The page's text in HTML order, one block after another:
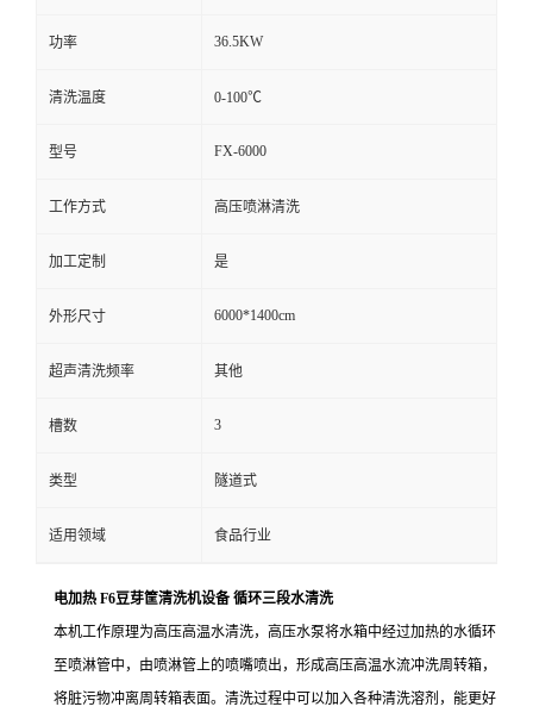
功率 36.5KW
清洗温度 0-100℃
型号 FX-6000
工作方式 高压喷淋清洗
加工定制 是
外形尺寸 6000*1400cm
超声清洗频率 其他
槽数 3
类型 隧道式
适用领域 食品行业
电加热 F6豆芽筐清洗机设备 循环三段水清洗
本机工作原理为高压高温水清洗，高压水泵将水箱中经过加热的水循环
至喷淋管中，由喷淋管上的喷嘴喷出，形成高压高温水流冲洗周转箱，
将脏污物冲离周转箱表面。清洗过程中可以加入各种清洗溶剂，能更好